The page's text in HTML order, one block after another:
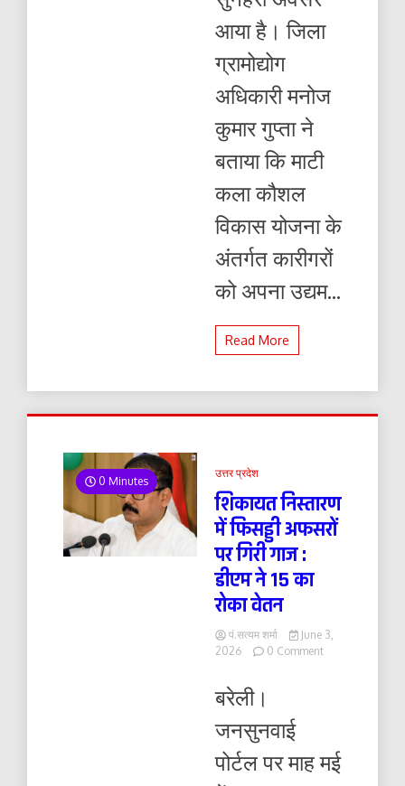
8
आया है। जिला
ग्रामोद्योग
अधिकारी मनोज
कुमार गुप्ता ने
बताया कि माटी
कला कौशल
विकास योजना के
अंतर्गत कारीगरों
को अपना उद्यम...
Read More
0 Minutes
उत्तर प्रदेश
शिकायत निस्तारण
में फिसड्डी अफसरों
पर गिरी गाज :
डीएम ने 15 का
रोका वेतन
पं.सत्यम शर्मा
June 3,
2026
0 Commenton
गिरी
बरेली।
जनसुनवाई
पोर्टल पर माह मई